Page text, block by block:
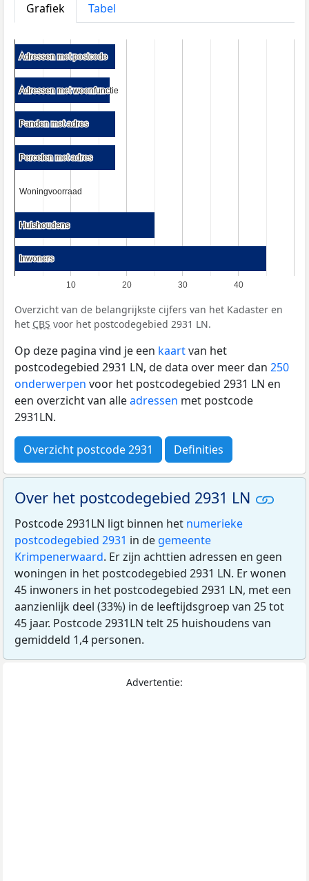
Grafiek
Tabel
10 20 30 40
Adressen met postcode
Adressen met postcode
Adressen met woonfunctie
Adressen met woonfunctie
Panden met adres
Panden met adres
Percelen met adres
Percelen met adres
Woningvoorraad
Woningvoorraad
Huishoudens
Huishoudens
Inwoners
Inwoners
Overzicht van de belangrijkste cijfers van het Kadaster en
het CBS voor het postcodegebied 2931 LN.
Op deze pagina vind je een kaartvan het
postcodegebied 2931 LN, de data over meer dan 250
onderwerpen voor het postcodegebied 2931 LN en
een overzicht van alleadressen met postcode
2931LN.
Overzicht postcode 2931 Definities
Over het postcodegebied 2931 LN
Postcode 2931LN ligt binnen het numerieke
postcodegebied 2931 in de gemeente
Krimpenerwaard. Er zijn achttien adressen en geen
woningen in het postcodegebied 2931 LN. Er wonen
45 inwoners in het postcodegebied 2931 LN, met een
aanzienlijk deel (33%) in de leeftijdsgroep van 25 tot
45 jaar. Postcode 2931LN telt 25 huishoudens van
gemiddeld 1,4 personen.
Advertentie: